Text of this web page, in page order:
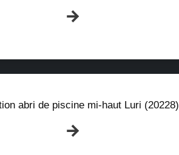
abri de piscine mi-haut Luri (20228)